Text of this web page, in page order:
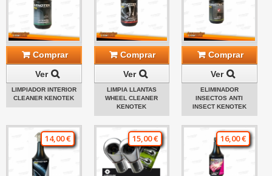
Comprar
Ver
LIMPIADOR INTERIOR
CLEANER KENOTEK
Comprar
Ver
LIMPIA LLANTAS
WHEEL CLEANER
KENOTEK
Comprar
Ver
ELIMINADOR
INSECTOS ANTI
INSECT KENOTEK
14,00 € 15,00 € 16,00 €